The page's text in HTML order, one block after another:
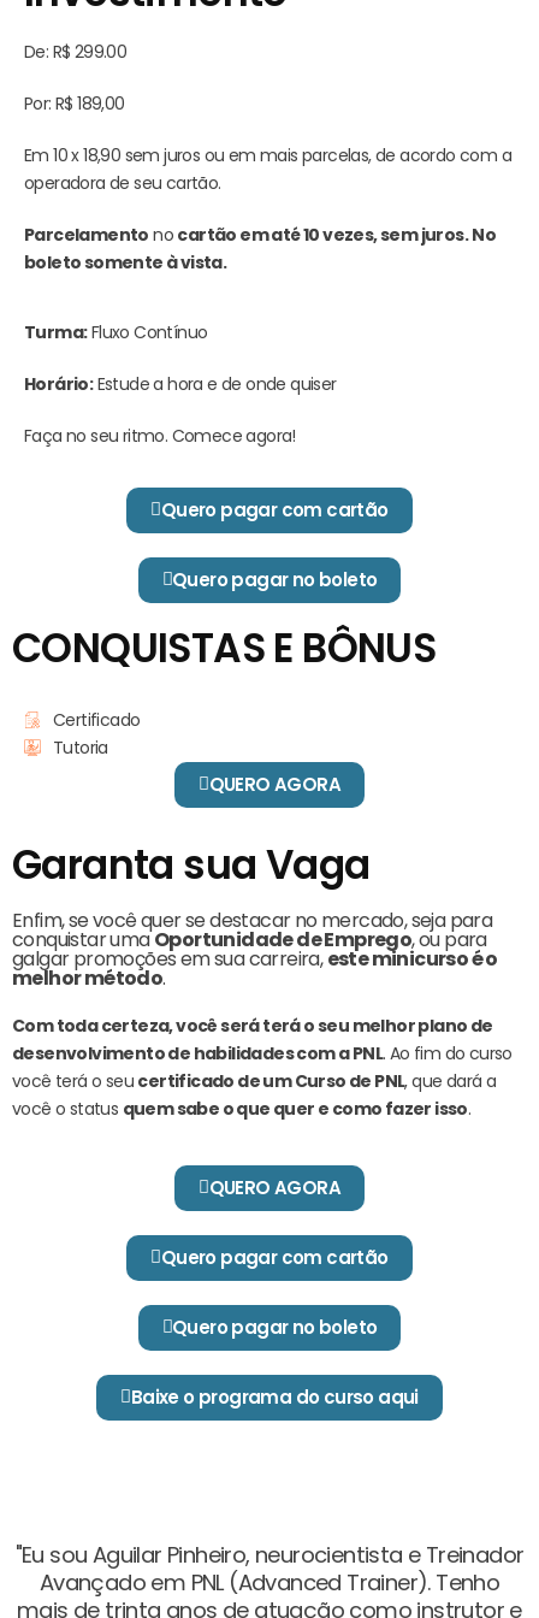
De: R$ 299.00
Por: R$ 189,00
Em 10 x 18,90 sem juros ou em mais parcelas, de acordo com a
operadora de seu cartão.
Parcelamento no cartão em até 10 vezes, sem juros.No
boleto somente à vista.
Turma:Fluxo Contínuo
Horário:Estude a hora e de onde quiser
Faça no seu ritmo. Comece agora!
Quero pagar com cartão
Quero pagar no boleto
CONQUISTAS E BÔNUS
Certificado
Tutoria
QUERO AGORA
Garanta sua Vaga
Enfim, se você quer se destacar no mercado, seja para
conquistar umaOportunidade de Emprego, ou para
galgar promoções em sua carreira,este minicurso é o
melhor método.
Com toda certeza, você será terá o seu melhor plano de
desenvolvimento de habilidades com a PNL. Ao fim do curso
você terá o seu certificado de um Curso de PNL, que dará a
você o status quem sabe o que quer e como fazer isso.
QUERO AGORA
Quero pagar com cartão
Quero pagar no boleto
Baixe o programa do curso aqui
"Eu sou Aguilar Pinheiro, neurocientista e Treinador
Avançado em PNL (Advanced Trainer). Tenho
mais de trinta anos de atuação como instrutor e